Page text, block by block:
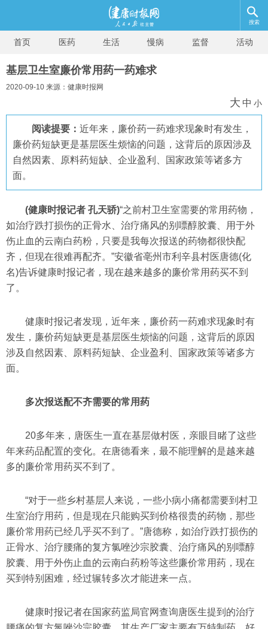
搜索
首页 医药 生活 慢病 监督 活动
基层卫生室廉价常用药一药难求
2020-09-10 来源：健康时报网
大 中 小
阅读提要： 近年来，廉价药一药难求现象时有发生，
廉价药短缺更是基层医生烦恼的问题，这背后的原因涉及
自然因素、原料药短缺、企业盈利、国家政策等诸多方
面。
(健康时报记者 孔天骄)“之前村卫生室需要的常用药物，
如治疗跌打损伤的正骨水、治疗痛风的别嘌醇胶囊、用于外
伤止血的云南白药粉，只要是我每次报送的药物都很快配
齐，但现在很难再配齐。”安徽省亳州市利辛县村医唐德(化
名)告诉健康时报记者，现在越来越多的廉价常用药买不到
了。
健康时报记者发现，近年来，廉价药一药难求现象时有
发生，廉价药短缺更是基层医生烦恼的问题，这背后的原因
涉及自然因素、原料药短缺、企业盈利、国家政策等诸多方
面。
多次报送配不齐需要的常用药
20多年来，唐医生一直在基层做村医，亲眼目睹了这些
年来药品配置的变化。在唐德看来，最不能理解的是越来越
多的廉价常用药买不到了。
“对于一些乡村基层人来说，一些小病小痛都需要到村卫
生室治疗用药，但是现在只能购买到价格很贵的药物，那些
廉价常用药已经几乎买不到了。”唐德称，如治疗跌打损伤的
正骨水、治疗腰痛的复方氯唑沙宗胶囊、治疗痛风的别嘌醇
胶囊、用于外伤止血的云南白药粉等这些廉价常用药，现在
买到特别困难，经过辗转多次才能进来一点。
健康时报记者在国家药监局官网查询唐医生提到的治疗